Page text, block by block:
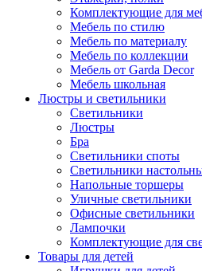
Комплектующие для
Мебель по стилю
Мебель по материалу
Мебель по коллекции
Мебель от Garda Decor
Мебель школьная
Люстры и светильники
Светильники
Люстры
Бра
Светильники споты
Светильники
Напольные торшеры
Уличные светильники
Офисные светильники
Лампочки
Комплектующие для
Товары для детей